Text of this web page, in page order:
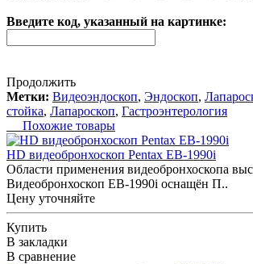
Введите код, указанный на картинке:
Продолжить
Метки: Видеоэндоскоп, Эндоскоп,
стойка, Лапароскоп, Гастроэнтерология
Похожие товары
HD видеобронхоскоп Pentax EB-1990i
Области применения видеобронхоскопа
Видеобронхоскоп EB-1990i оснащён П..
Цену уточняйте
Купить
В закладки
В сравнение